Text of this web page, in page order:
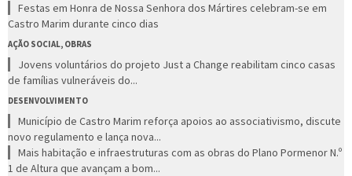
Festas em Honra de Nossa Senhora dos Mártires celebram-se em
Castro Marim durante cinco dias
AÇÃO SOCIAL, OBRAS
Jovens voluntários do projeto Just a Change reabilitam cinco casas
de famílias vulneráveis do...
DESENVOLVIMENTO
Município de Castro Marim reforça apoios ao associativismo, discute
novo regulamento e lança nova...
Mais habitação e infraestruturas com as obras do Plano Pormenor N.º
1 de Altura que avançam a bom...